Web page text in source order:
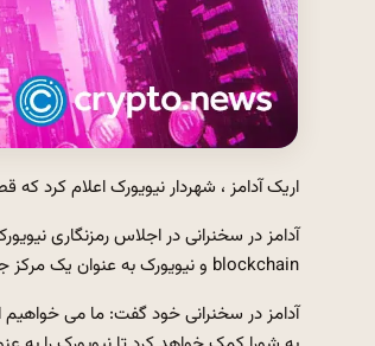
اریک آدامز ، شهردار نیویورک اعلام کرد
blockchain و نیویورک به عنوان یک مرکز جهانی برای نوآوری blockchain تقویت کند.
آدامز در سخنرانی خود گفت: ما می خواهیم